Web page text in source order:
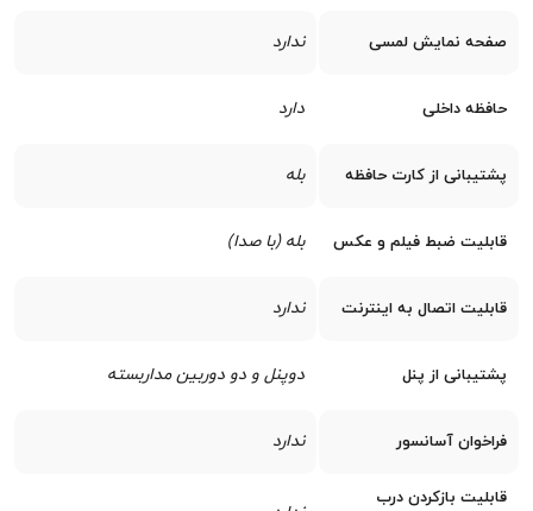
صفحه نمایش لمسی ندارد
حافظه داخلی دارد
پشتیبانی از کارت حافظه بله
قابلیت ضبط فیلم و عکس بله (با صدا)
قابلیت اتصال به اینترنت ندارد
پشتیبانی از پنل دوپنل و دو دوربین مداربسته
فراخوان آسانسور ندارد
قابلیت بازکردن درب